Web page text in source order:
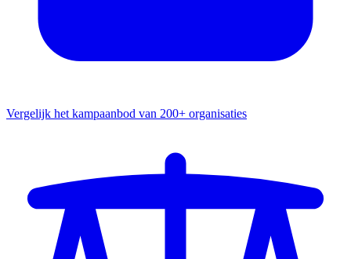
Vergelijk het kampaanbod van 200+ organisaties